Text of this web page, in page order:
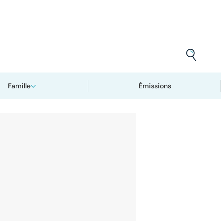
Famille Émissions